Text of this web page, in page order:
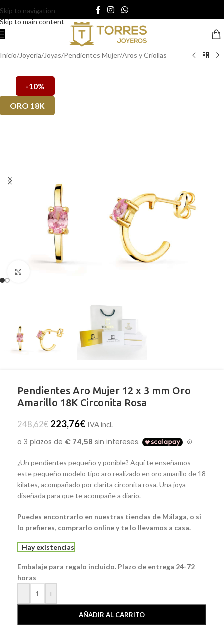
Skip to navigation
Skip to main content
Inicio/Joyería/Joyas/Pendientes Mujer/Aros y Criollas
-10%
ORO 18K
Pendientes Aro Mujer 12 x 3 mm Oro
Amarillo 18K Circonita Rosa
248,62€ 223,76€ IVA incl.
¿Un pendientes pequeño y ponible? Aquí te enseñamos
este pequeño modelo tipo aro realizado en oro amarillo de 18
kilates, acompañado por clarita circonita rosa. Una joya
diseñada para que te acompañe a diario.
Puedes encontrarlo en nuestras tiendas de Málaga, o si
lo prefieres, comprarlo online y te lo llevamos a casa.
Hay existencias
Embalaje para regalo incluido. Plazo de entrega 24-72
horas
-
+
AÑADIR AL CARRITO